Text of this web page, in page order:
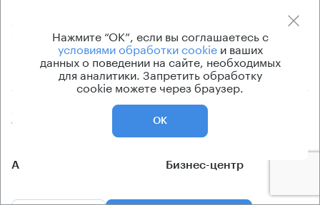
Дмитровская → 270 м ~3 мин
950 м → Гончаровский переулок
Арендуемые площади
10 кв.м
Ставка арендной платы
по запросу
А Бизнес-центр
Нажмите “ОК”, если вы соглашаетесь с
условиями обработки cookieи ваших
данных о поведении на сайте, необходимых
для аналитики. Запретить обработку
cookie можете через браузер.
ОК